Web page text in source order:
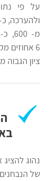
על פי
ציון הגבוה מ-
נהוג
של